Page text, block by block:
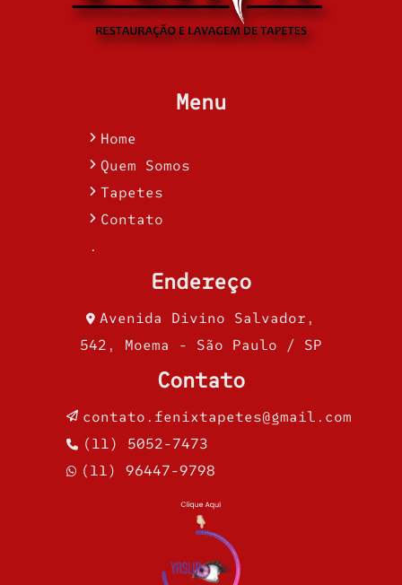
Menu
Home
Quem Somos
Tapetes
Contato
.
Endereço
Avenida Divino Salvador,
542, Moema - São Paulo / SP
Contato
contato.fenixtapetes@gmail.com
(11) 5052-7473
(11) 96447-9798